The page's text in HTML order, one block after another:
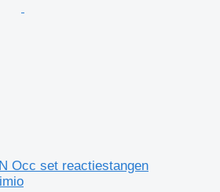
Occ set reactiestangen